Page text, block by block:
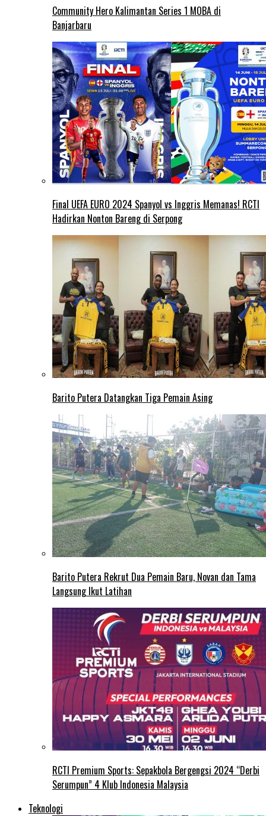
Community Hero Kalimantan Series 1 MOBA di
Banjarbaru
Final UEFA EURO 2024 Spanyol vs Inggris Memanas! RCTI
Hadirkan Nonton Bareng di Serpong
Barito Putera Datangkan Tiga Pemain Asing
Barito Putera Rekrut Dua Pemain Baru, Novan dan Tama
Langsung Ikut Latihan
RCTI Premium Sports: Sepakbola Bergengsi 2024 “Derbi
Serumpun” 4 Klub Indonesia Malaysia
Teknologi